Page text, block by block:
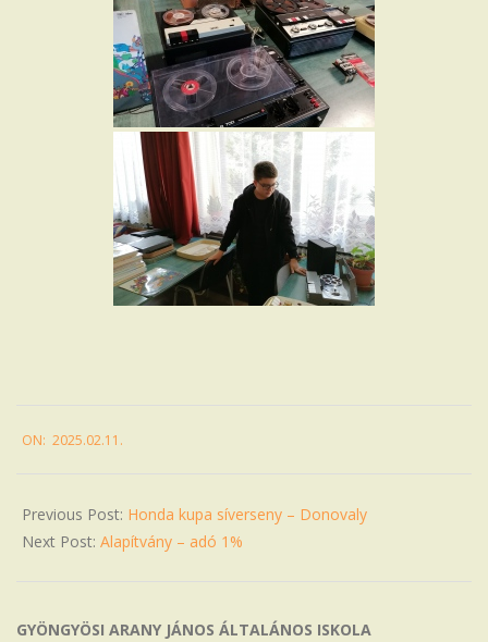
02-
ON: 2025.02.11.
Previous Post: Honda kupa síverseny – Donovaly
Next Post: Alapítvány – adó 1%
GYÖNGYÖSI ARANY JÁNOS ÁLTALÁNOS ISKOLA